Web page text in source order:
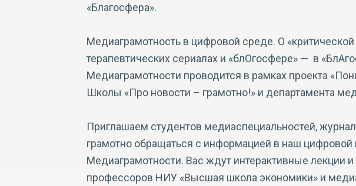
«Благосфера».
Медиаграмотность в цифровой среде. О
терапевтических сериалах и «блОгосфере» — в
Медиаграмотности проводится в рамках проекта
Школы «Про новости – грамотно!» и департамента
Приглашаем студентов медиаспециальностей,
грамотно обращаться с информацией в наш цифровой
Медиаграмотности. Вас ждут интерактивные лекции
профессоров НИУ «Высшая школа экономики» и